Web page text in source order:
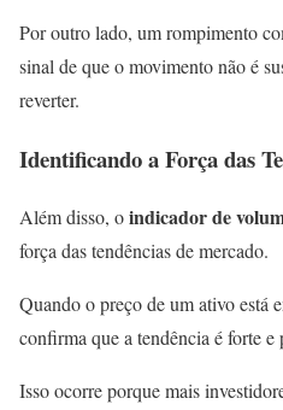
Por outro lado, um rompimento
sinal de que o movimento não é
reverter.
Identificando a Força das
Além disso, oindicador de
força das tendências de mercado.
Quando o preço de um ativo está
confirma que a tendência é forte
Isso ocorre porque mais